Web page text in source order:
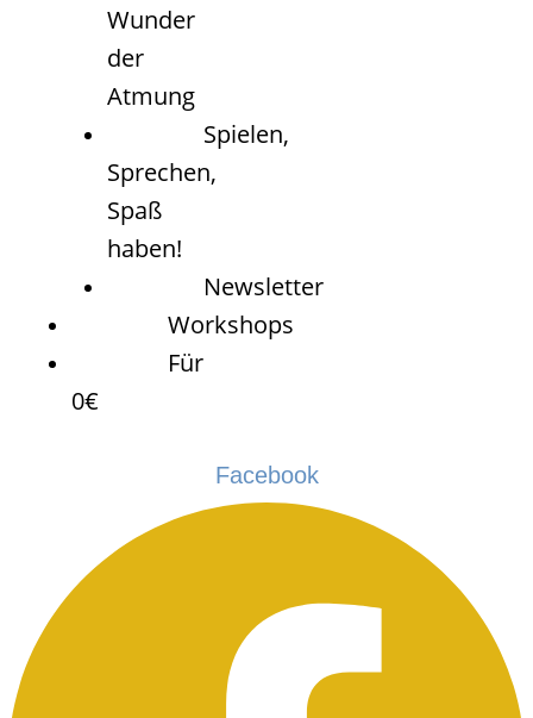
Wunder
der
Atmung
Spielen,
Sprechen,
Spaß
haben!
Newsletter
Workshops
Für
0€
Facebook